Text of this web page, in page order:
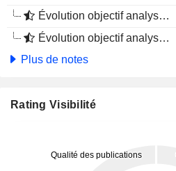
Évolution objectif analystes 1 an
Évolution objectif analystes 4 mois
Plus de notes
Rating Visibilité